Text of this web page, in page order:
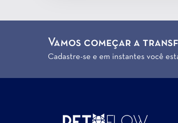
Vamos começar a
Cadastre-se e em instantes você